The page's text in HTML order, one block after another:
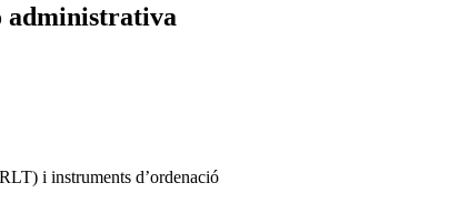
administrativa
i instruments d’ordenació